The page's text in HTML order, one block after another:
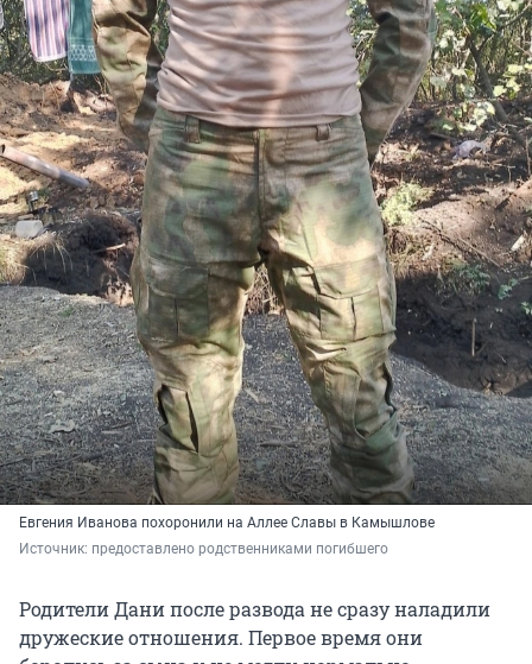
Евгения Иванова похоронили на Аллее Славы в Камышлове
Источник: предоставлено родственниками погибшего
Родители Дани после развода не сразу наладили
дружеские отношения. Первое время они